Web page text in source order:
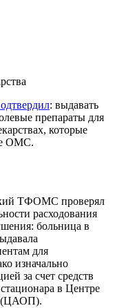
: выдавать
препараты для
которые
ОМС.
ТФОМС проверял
расходования
больница в
для
изначально
за счет средств
в Центре
(ЦАОП).